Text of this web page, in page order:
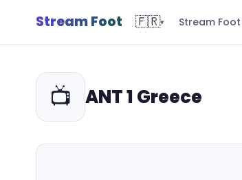
Stream Foot 🇫🇷▾ Stream Foot
📺 ANT 1 Greece